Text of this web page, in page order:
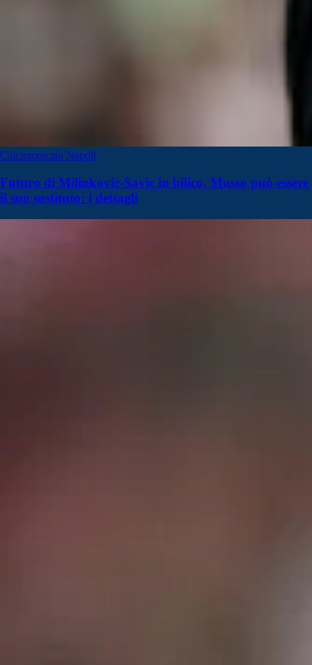
Calciomercato Napoli
Futuro di Milinkovic-Savic in bilico, Musso può essere
il suo sostituto: i dettagli